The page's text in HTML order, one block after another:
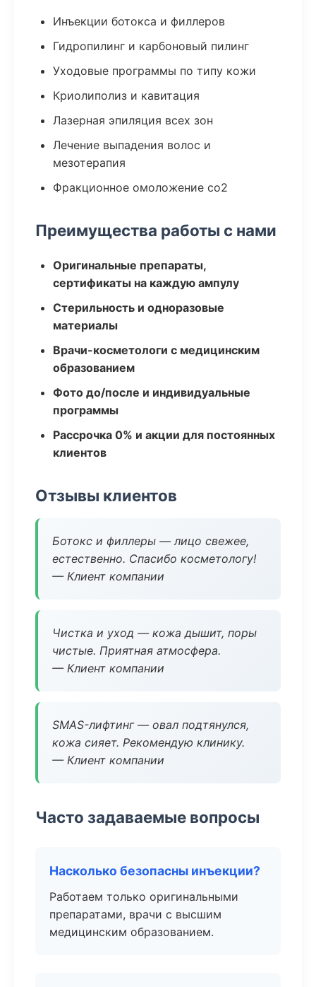
Инъекции ботокса и филлеров
Гидропилинг и карбоновый пилинг
Уходовые программы по типу кожи
Криолиполиз и кавитация
Лазерная эпиляция всех зон
Лечение выпадения волос и
мезотерапия
Фракционное омоложение co2
Преимущества работы с нами
Оригинальные препараты,
сертификаты на каждую ампулу
Стерильность и одноразовые
материалы
Врачи-косметологи с медицинским
образованием
Фото до/после и индивидуальные
программы
Рассрочка 0% и акции для постоянных
клиентов
Отзывы клиентов
Ботокс и филлеры — лицо свежее,
естественно. Спасибо косметологу!
— Клиент компании
Чистка и уход — кожа дышит, поры
чистые. Приятная атмосфера.
— Клиент компании
SMAS-лифтинг — овал подтянулся,
кожа сияет. Рекомендую клинику.
— Клиент компании
Часто задаваемые вопросы
Насколько безопасны инъекции?
Работаем только оригинальными
препаратами, врачи с высшим
медицинским образованием.